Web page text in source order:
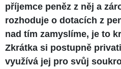
příjemce peněz z něj a
rozhoduje o dotacích z
nad tím zamyslíme, je to
Zkrátka si postupně
využívá jej pro svůj